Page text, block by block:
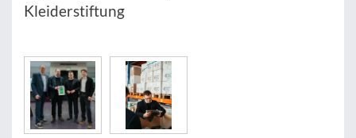
Kleiderstiftung